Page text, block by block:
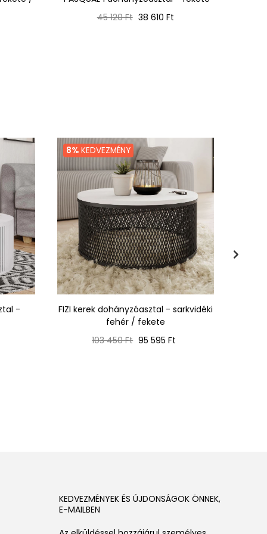
Normál
45 120 Ft Ár
38 610 Ft
-
8% KEDVEZMÉNY
FIZI kerek dohányzóasztal - sarkvidéki
fehér / fekete
Normál
103 450 Ft Ár
95 595 Ft
KEDVEZMÉNYEK ÉS ÚJDONSÁGOK ÖNNEK,
E-MAILBEN